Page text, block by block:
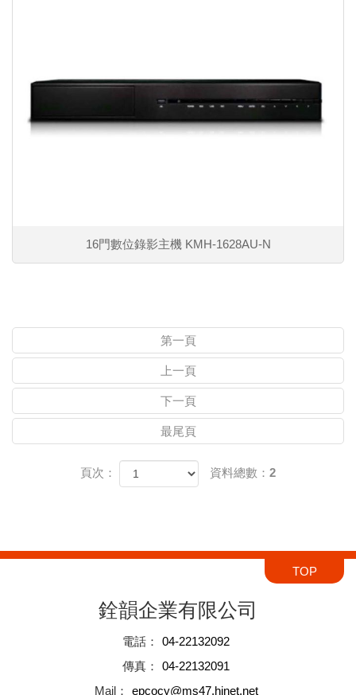
16門數位錄影主機 KMH-1628AU-N
第一頁
上一頁
下一頁
最尾頁
頁次： 資料總數：2
TOP
銓韻企業有限公司
電話 ：
04-22132092
傳真 ：
04-22132091
Mail： epcocy@ms47.hinet.net